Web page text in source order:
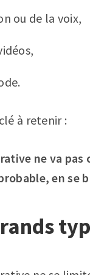
ou de la voix,
à retenir :
ne va
en se